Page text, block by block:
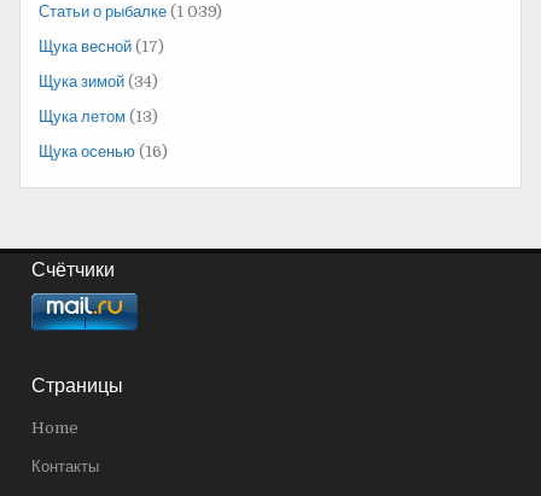
Статьи о рыбалке (1 039)
Щука весной (17)
Щука зимой (34)
Щука летом (13)
Щука осенью (16)
Счётчики
Страницы
Home
Контакты